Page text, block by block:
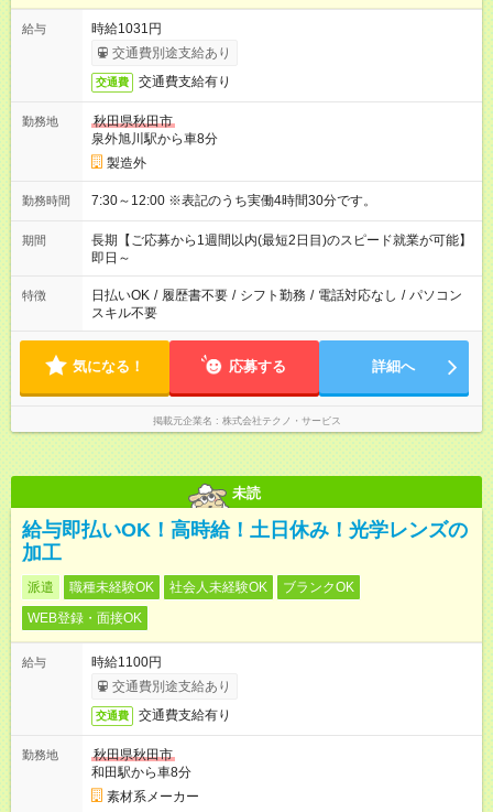
給与
時給1031円
交通費別途支給あり
交通費 交通費支給有り
勤務地
秋田県秋田市
泉外旭川駅から車8分
製造外
勤務時間 7:30～12:00 ※表記のうち実働4時間30分です。
期間
長期【ご応募から1週間以内(最短2日目)のスピード就業が可能】
即日～
特徴 日払いOK / 履歴書不要 / シフト勤務 / 電話対応なし / パソコン
スキル不要
気になる！ 応募する 詳細へ
掲載元企業名 株式会社テクノ・サービス
未読
給与即払いOK！高時給！土日休み！光学レンズの
加工
派遣 職種未経験OK 社会人未経験OK
ブランクOK
WEB登録・面接OK
給与
時給1100円
交通費別途支給あり
交通費 交通費支給有り
勤務地
秋田県秋田市
和田駅から車8分
素材系メーカー